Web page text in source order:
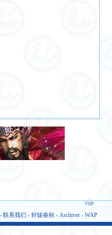
TOP
- 联系我们 - 轩辕春秋 - Archiver - WAP